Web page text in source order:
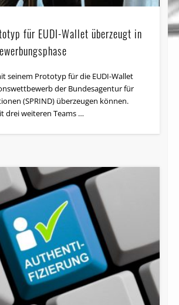
für EUDI-Wallet überzeugt in
seinem Prototyp für die EUDI-Wallet
der Bundesagentur für
(SPRIND) überzeugen können.
drei weiteren Teams …